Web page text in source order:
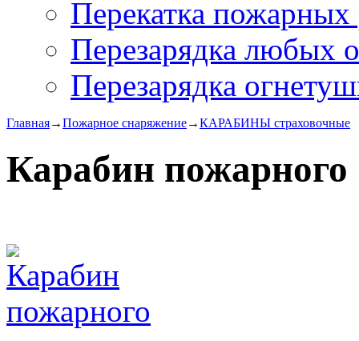
Перекатка пожарных
Перезарядка любых
Перезарядка
Главная→Пожарное снаряжение→КАРАБИНЫ страховочные
Карабин пожарного